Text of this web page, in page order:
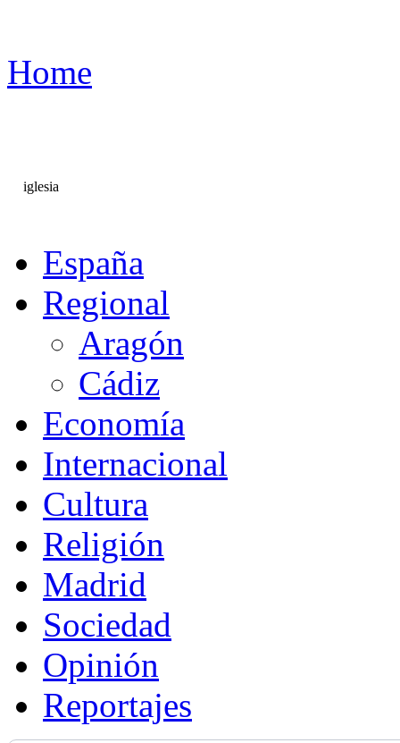
Home
iglesia
España
Regional
Aragón
Cádiz
Economía
Internacional
Cultura
Religión
Madrid
Sociedad
Opinión
Reportajes